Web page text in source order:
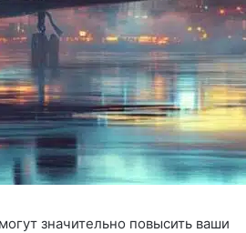
значительно повысить ваши